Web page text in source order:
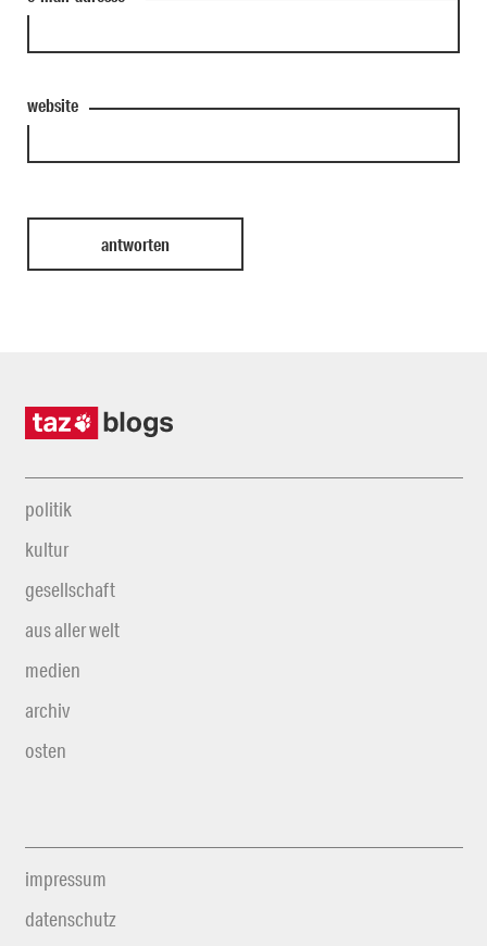
website
politik
kultur
gesellschaft
aus aller welt
medien
archiv
osten
impressum
datenschutz